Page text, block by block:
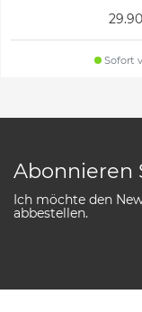
Sofort
Abonnieren
Ich möchte den
abbestellen.